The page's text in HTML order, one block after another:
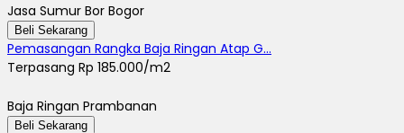
Jasa Sumur Bor Bogor
Beli Sekarang
Pemasangan Rangka Baja Ringan Atap G...
Terpasang Rp 185.000/m2
Baja Ringan Prambanan
Beli Sekarang